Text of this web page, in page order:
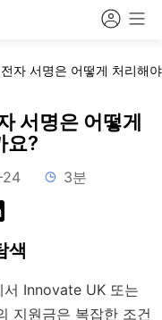
자 서명은 어떻게 처리해야
서명은 어떻게
요?
3분
색
서 Innovate UK 또는
지원금은 복잡한 조건